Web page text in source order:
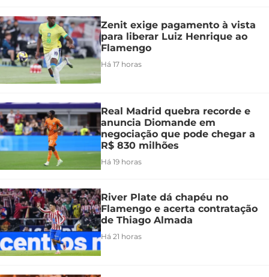
Zenit exige pagamento à vista
para liberar Luiz Henrique ao
Flamengo
Há 17 horas
Real Madrid quebra recorde e
anuncia Diomande em
negociação que pode chegar a
R$ 830 milhões
Há 19 horas
River Plate dá chapéu no
Flamengo e acerta contratação
de Thiago Almada
Há 21 horas